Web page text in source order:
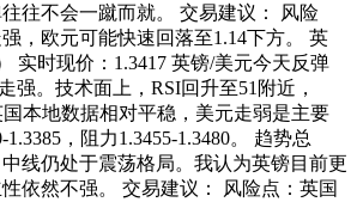
往不会一蹴而就。 交易建议： 风险
，欧元可能快速回落至1.14下方。 英
实时现价：1.3417 英镑/美元今天反弹
强。技术面上，RSI回升至51附近，
本地数据相对平稳，美元走弱是主要
，阻力1.3455-1.3480。 趋势总
线仍处于震荡格局。我认为英镑目前更
依然不强。 交易建议： 风险点：英国